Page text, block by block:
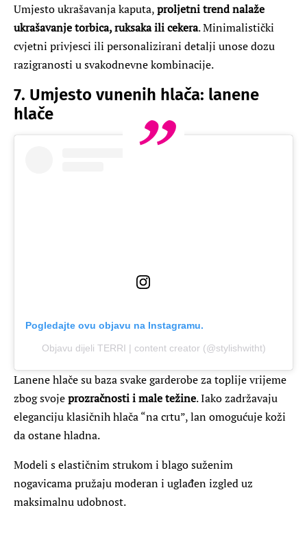
Umjesto ukrašavanja kaputa,proljetni trend nalaže
ukrašavanje torbica, ruksaka ili cekera. Minimalistički
cvjetni privjesci ili personalizirani detalji unose dozu
razigranosti u svakodnevne kombinacije.
7. Umjesto vunenih hlača: lanene
hlače
Pogledajte ovu objavu na Instagramu.
Objavu dijeli TERRI | content creator (@stylishwitht)
Lanene hlače su baza svake garderobe za toplije vrijeme
zbog svojeprozračnosti i male težine. Iako zadržavaju
eleganciju klasičnih hlača “na crtu”, lan omogućuje koži
da ostane hladna.
Modeli s elastičnim strukom i blago suženim
nogavicama pružaju moderan i uglađen izgled uz
maksimalnu udobnost.